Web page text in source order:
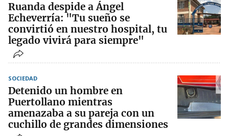
Ruanda despide a Ángel
Echeverría: "Tu sueño se
convirtió en nuestro hospital, tu
legado vivirá para siempre"
SOCIEDAD
Detenido un hombre en
Puertollano mientras
amenazaba a su pareja con un
cuchillo de grandes dimensiones